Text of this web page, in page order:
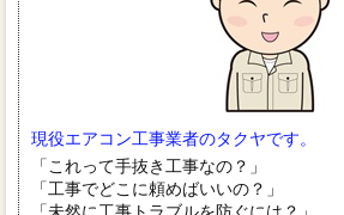
現役エアコン工事業者のタクヤです。
「これって手抜き工事なの？」
「工事でどこに頼めばいいの？」